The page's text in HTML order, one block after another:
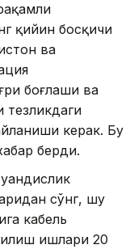
қийин босқичи
ва
боғлаши ва
керак. Бу
берди.
сўнг, шу
кабель
ишлари 20